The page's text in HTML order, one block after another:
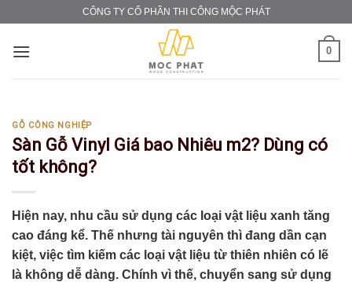
content
CÔNG TY CỔ PHẦN THI CÔNG MỘC PHÁT
0
GỖ CÔNG NGHIỆP
Sàn Gỗ Vinyl Giá bao Nhiêu m2? Dùng có
tốt không?
Hiện nay, nhu cầu sử dụng các loại vật liệu xanh tăng
cao đáng kể. Thế nhưng tài nguyên thì đang dần cạn
kiệt, việc tìm kiếm các loại vật liệu từ thiên nhiên có lẽ
là không dễ dàng. Chính vì thế, chuyển sang sử dụng